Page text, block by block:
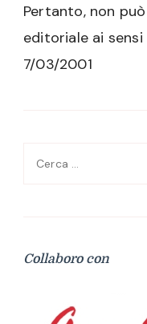
Pertanto, non
editoriale ai sensi
7/03/2001
Ricerca
Collaboro con